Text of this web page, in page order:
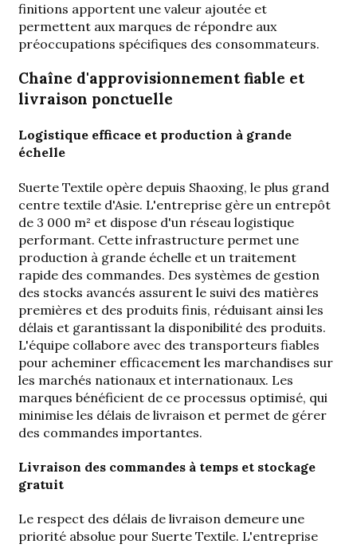
finitions apportent une valeur ajoutée et
permettent aux marques de répondre aux
préoccupations spécifiques des consommateurs.
Chaîne d'approvisionnement fiable et
livraison ponctuelle
Logistique efficace et production à grande
échelle
Suerte Textile opère depuis Shaoxing, le plus grand
centre textile d'Asie. L'entreprise gère un entrepôt
de 3 000 m² et dispose d'un réseau logistique
performant. Cette infrastructure permet une
production à grande échelle et un traitement
rapide des commandes. Des systèmes de gestion
des stocks avancés assurent le suivi des matières
premières et des produits finis, réduisant ainsi les
délais et garantissant la disponibilité des produits.
L'équipe collabore avec des transporteurs fiables
pour acheminer efficacement les marchandises sur
les marchés nationaux et internationaux. Les
marques bénéficient de ce processus optimisé, qui
minimise les délais de livraison et permet de gérer
des commandes importantes.
Livraison des commandes à temps et stockage
gratuit
Le respect des délais de livraison demeure une
priorité absolue pour Suerte Textile. L'entreprise